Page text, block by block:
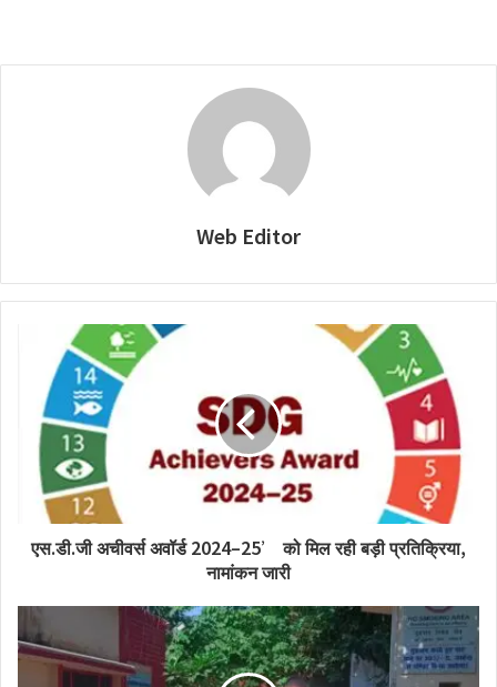
Web Editor
एस.डी.जी अचीवर्स अवॉर्ड 2024–25’ को मिल रही बड़ी प्रतिक्रिया,
नामांकन जारी